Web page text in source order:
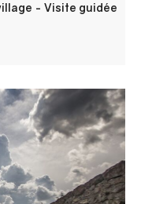
- Visite guidée
to help
this site usually